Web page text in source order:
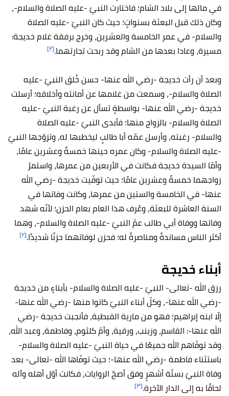
في مالها إلى بلاد الشام؛ فاختارت النبيّ -عليه الصلاة والسلام-،
وكان ذلك قبل البعثة بسنواتٍ؛ حيث كان النبيّ -عليه الصلاة
والسلام- في عمر الخامسة والعشرين، وخرج برفقة غلام خديجة:
مسيرة، وعادا بعدها من الشام وقد ربحت تجارتهما.[٢]
وبعد أن رأت خديجة -رضي الله عنها- حسن خُلق النبيّ -عليه
الصلاة والسلام-، وسمعت من غلامها عن أمانته وأخلاقه؛ أرسلت
خديجة -رضي الله عنها- بواسطةٍ تسأل عن رغبة النبيّ -عليه
الصلاة والسلام- بالزواج منها؛ فأبدى النبيّ -عليه الصلاة
والسلام- رغبته، وأرسل عمّه أبا طالبٍ ليخطبها له، وتزوّجها النبيّ
-عليه الصلاة والسلام- وكان عمره حينها خمسةً وعشرين عامًا،
وأمّا السيدة خديجة فكانت في الأربعين من عمرها، واستمرّ
زواجهما خمسةً وعشرين عامًا؛ حيث توفّيت خديجة -رضي الله
عنها- في الخامسة والستين من عمرها، وكانت وفاتها في
السنة العاشرة للبعثة، وعُرف هذا العام بعام الحزن؛ لأنّه شهد
وفاتها ووفاة أبي طالب عمّ النبيّ -عليه الصلاة والسلام-، وهما
أكثر الناس مساندةً ومناصرةً له؛ فحزن لوفاتهما حزنًا شديدًا.[٢]
أبناء خديجة
رزق الله -تعالى- النبيّ -عليه الصلاة والسلام- بأبناءٍ من خديجة
-رضي الله عنها-، وكلّ أبناء النبيّ كانوا منها -رضي الله عنها-
إلّا ابنه إبراهيم؛ فهو من مارية القبطية، فأنجبت خديجة -رضي
الله عنها-: القاسم، وزينب، ورقية، وأمّ كلثوم، وفاطمة، وعبد الله،
وقد توفّاهم الله جميعًا في حياة النبيّ -عليه الصلاة والسلام-
باستثناء فاطمة -رضي الله عنها-؛ حيث توفّاها الله -تعالى- بعد
وفاة النبيّ بستّة أشهرٍ وفق أصحّ الروايات، فكانت أوّل أهله وآله
لحاقًا به إلى الدار الآخرة.[٣]